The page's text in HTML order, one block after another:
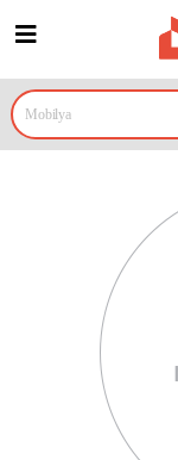
Prijava za članove